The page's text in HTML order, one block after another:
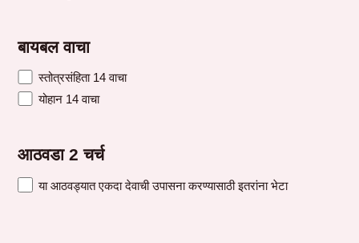
बायबल वाचा
स्तोत्रसंहिता 14 वाचा
योहान 14 वाचा
आठवडा 2 चर्च
या आठवड्यात एकदा देवाची उपासना करण्यासाठी इतरांना भेटा